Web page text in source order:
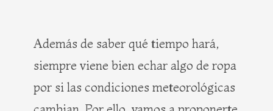
Además de saber qué tiempo hará,
siempre viene bien echar algo de ropa
por si las condiciones meteorológicas